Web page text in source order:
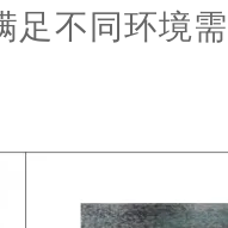
足不同环境